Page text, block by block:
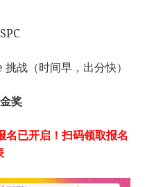
战（时间早，出分快）
奖
名已开启 ！扫码领取报名